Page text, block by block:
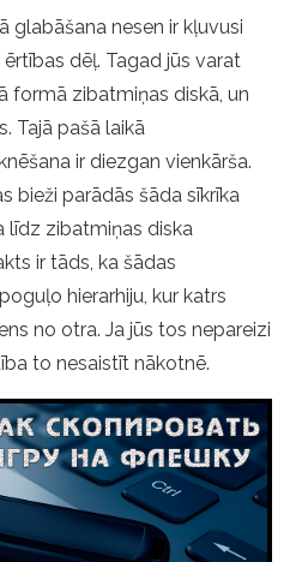
glabāšana nesen ir kļuvusi
dēļ. Tagad jūs varat
formā zibatmiņas diskā, un
Tajā pašā laikā
ir diezgan vienkārša.
bieži parādās šāda sīkrīka
līdz zibatmiņas diska
ir tāds, ka šādas
hierarhiju, kur katrs
no otra. Ja jūs tos nepareizi
to nesaistīt nākotnē.